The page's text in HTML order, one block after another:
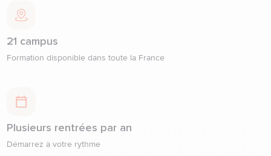
21 campus
Formation disponible dans toute la France
Plusieurs rentrées par an
Démarrez à votre rythme